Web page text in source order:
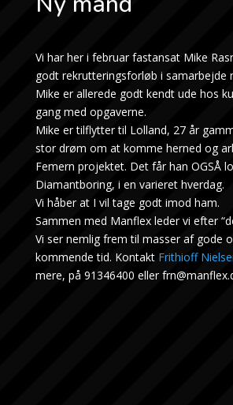
Vi har her i februar fastansat Mike
godt rekrutteringsforløb i samarbejde
Mike er allerede godt kendt ude hos
gang med opgaverne.
Mike er tilflytter til Lolland, 27 år
stor drøm om at komme herned og
Femern projektet. Det får han OGSÅ
Diamantboring, i en varieret hverdag.
Vi håber at I vil tage godt imod ham.
Sammen med Manflex leder vi efter
Vi ser nemlig frem til masser af gode
kommende tid. Kontakt Frithioff
mere, på 91346400 eller